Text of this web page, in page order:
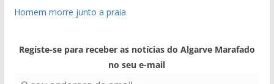
Homem morre junto a praia
Registe-se para receber as notícias do Algarve Marafado
no seu e-mail